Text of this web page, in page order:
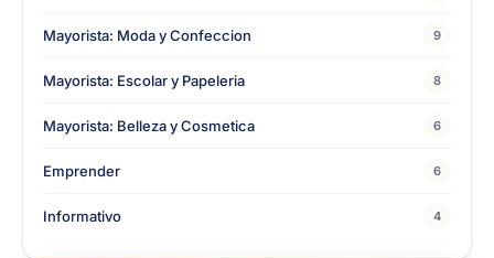
Mayorista: Moda y Confeccion 9
Mayorista: Escolar y Papeleria 8
Mayorista: Belleza y Cosmetica 6
Emprender 6
Informativo 4